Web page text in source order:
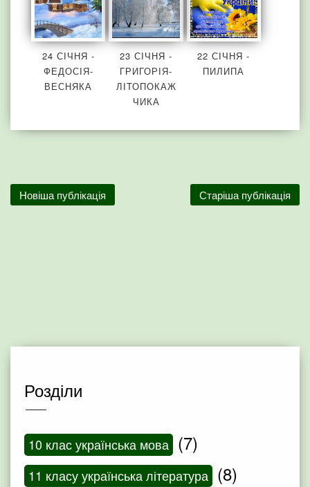
24 СІЧНЯ -
ФЕДОСІЯ-
ВЕСНЯКА
23 СІЧНЯ -
ГРИГОРІЯ-
ЛІТОПОКАЖ
ЧИКА
22 СІЧНЯ -
ПИЛИПА
Новіша публікація Старіша публікація
Розділи
10 клас українська мова (7)
11 класу українська література (8)